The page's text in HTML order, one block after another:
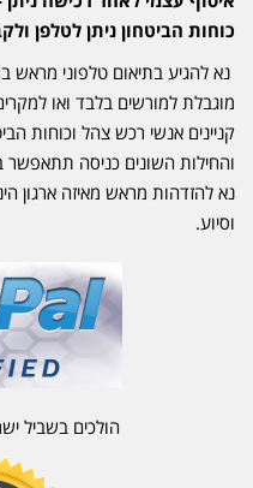
כוחות הביטחון ניתן לטלפן
נא להגיע בתיאום טלפוני
מוגבלת למורשים בלבד ואו
קניינים אנשי רכש צהל וכוחות
והחילות השונים כניסה תתאפשר
נא להזדהות מראש מאיזה ארגון
וסיוע.
הולכים בשביל